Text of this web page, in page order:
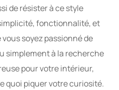
de résister à ce style
fonctionnalité, et
soyez passionné de
simplement à la recherche
pour votre intérieur,
quoi piquer votre curiosité.